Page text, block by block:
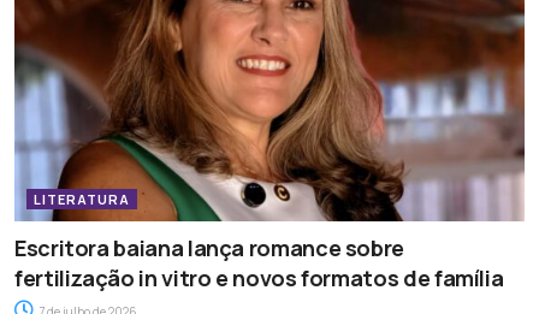
LITERATURA
Escritora baiana lança romance sobre
fertilização in vitro e novos formatos de família